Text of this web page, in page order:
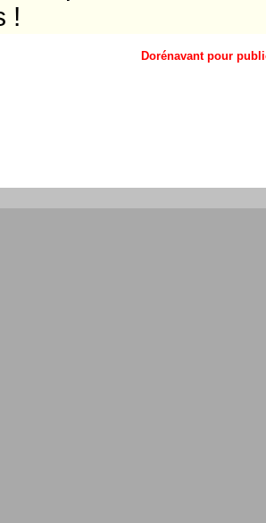
!
Dorénavant pour